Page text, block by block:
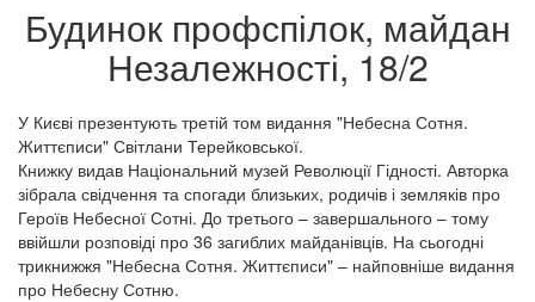
Будинок профспілок, майдан
Незалежності, 18/2
У Києві презентують третій том видання "Небесна Сотня.
Життєписи" Світлани Терейковської.
Книжку видав Національний музей Революції Гідності. Авторка
зібрала свідчення та спогади близьких, родичів і земляків про
Героїв Небесної Сотні. До третього – завершального – тому
ввійшли розповіді про 36 загиблих майданівців. На сьогодні
трикнижжя "Небесна Сотня. Життєписи" – найповніше видання
про Небесну Сотню.